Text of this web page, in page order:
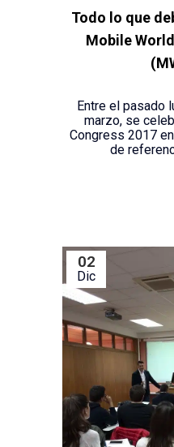
Todo lo que
Mobile
Entre el pasado
marzo, se
Congress 2017
de
02
Dic